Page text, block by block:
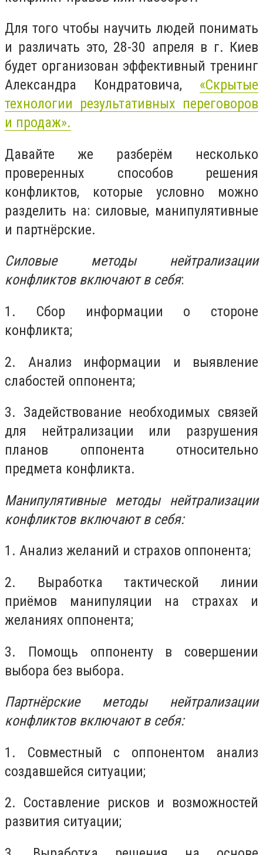
Для того чтобы научить людей понимать
и различать это, 28-30 апреля в г. Киев
будет организован эффективный тренинг
Александра Кондратовича, «Скрытые
технологии результативных переговоров
и продаж».
Давайте же разберём несколько
проверенных способов решения
конфликтов, которые условно можно
разделить на: силовые, манипулятивные
и партнёрские.
Силовые методы нейтрализации
конфликтов включают в себя:
1. Сбор информации о стороне
конфликта;
2. Анализ информации и выявление
слабостей оппонента;
3. Задействование необходимых связей
для нейтрализации или разрушения
планов оппонента относительно
предмета конфликта.
Манипулятивные методы нейтрализации
конфликтов включают в себя:
1. Анализ желаний и страхов оппонента;
2. Выработка тактической линии
приёмов манипуляции на страхах и
желаниях оппонента;
3. Помощь оппоненту в совершении
выбора без выбора.
Партнёрские методы нейтрализации
конфликтов включают в себя:
1. Совместный с оппонентом анализ
создавшейся ситуации;
2. Составление рисков и возможностей
развития ситуации;